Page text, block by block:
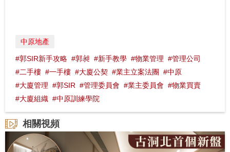
中原地產
#郭SIR新手攻略 #郭昶 #新手教學 #物業管理 #管理公司
#二手樓 #一手樓 #大廈公契 #業主立案法團
#中原
#大廈管理 #郭SIR #管理委員會 #業主委員會 #物業買賣
#大廈組織 #中原訓練學院
相關視頻